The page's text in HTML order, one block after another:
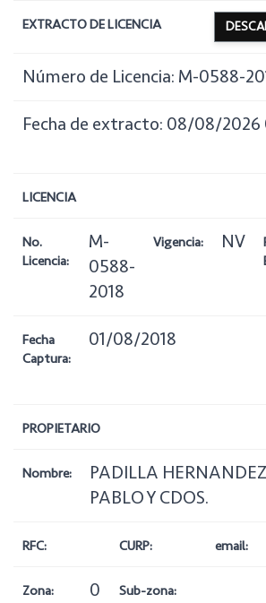
EXTRACTO DE LICENCIA
Número de Licencia: M-0588-
Fecha de extracto: 08/08/2026
LICENCIA
No.
Licencia:
M-
0588-
2018
Vigencia: NV
Fecha
Captura:
01/08/2018
PROPIETARIO
Nombre:
PADILLA
PABLO Y CDOS.
RFC: CURP: email:
Zona: 0 Sub-zona: